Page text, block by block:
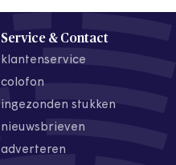
Service & Contact
klantenservice
colofon
ingezonden stukken
nieuwsbrieven
adverteren